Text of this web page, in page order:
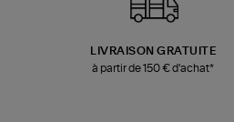
LIVRAISON GRATUITE
à partir de 150 € d'achat*